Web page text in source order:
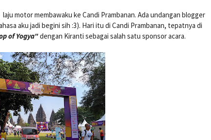
motor membawaku ke Candi Prambanan. Ada undangan blogger
aku jadi begini sih :3). Hari itu di Candi Prambanan, tepatnya di
of Yogya"dengan Kiranti sebagai salah satu sponsor acara.